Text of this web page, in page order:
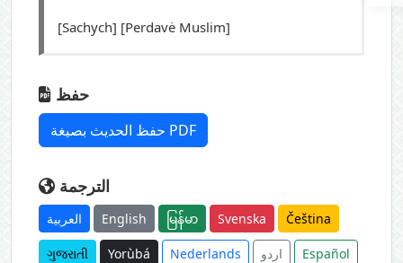
[Sachych] [Perdavė Muslim]
حفظ
حفظ الحديث بصيغة PDF
الترجمة
العربية English မြန်မာ Svenska Čeština
ગુજરાતી Yorùbá Nederlands اردو Español